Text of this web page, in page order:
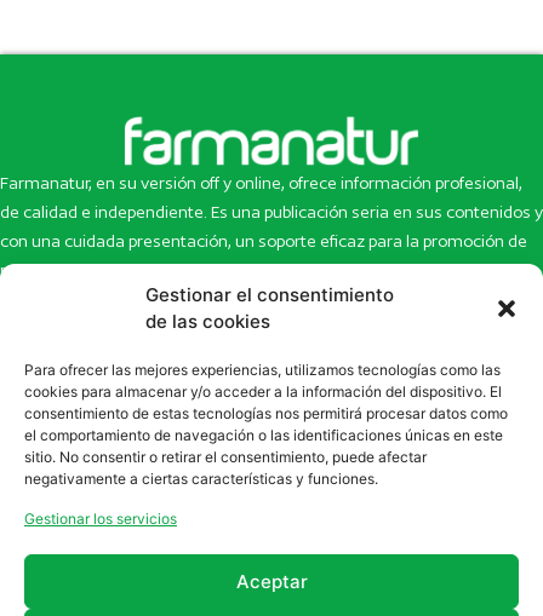
Gestionar el consentimiento
de las cookies
Para ofrecer las mejores experiencias, utilizamos tecnologías como las
cookies para almacenar y/o acceder a la información del dispositivo. El
consentimiento de estas tecnologías nos permitirá procesar datos como
el comportamiento de navegación o las identificaciones únicas en este
sitio. No consentir o retirar el consentimiento, puede afectar
negativamente a ciertas características y funciones.
Gestionar los servicios
Aceptar
Farmanatur, en su versión off y online, ofrece información profesional,
de calidad e independiente. Es una publicación seria en sus contenidos y
con una cuidada presentación, un soporte eficaz para la promoción de
productos y novedades.
Inicio
Newsletter
Eco Multimedia
Contacto
Artículos
Escaparate
Enlaces de interés
SUSCRÍBETE A NUESTRO NEWSLETTER
la sección deNewsletter